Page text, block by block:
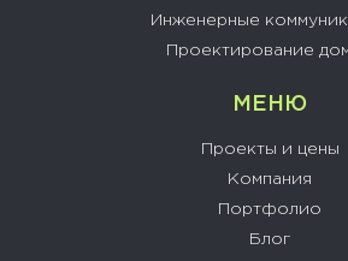
Инженерные
Проектирование
МЕНЮ
Проекты и цены
Компания
Портфолио
Блог